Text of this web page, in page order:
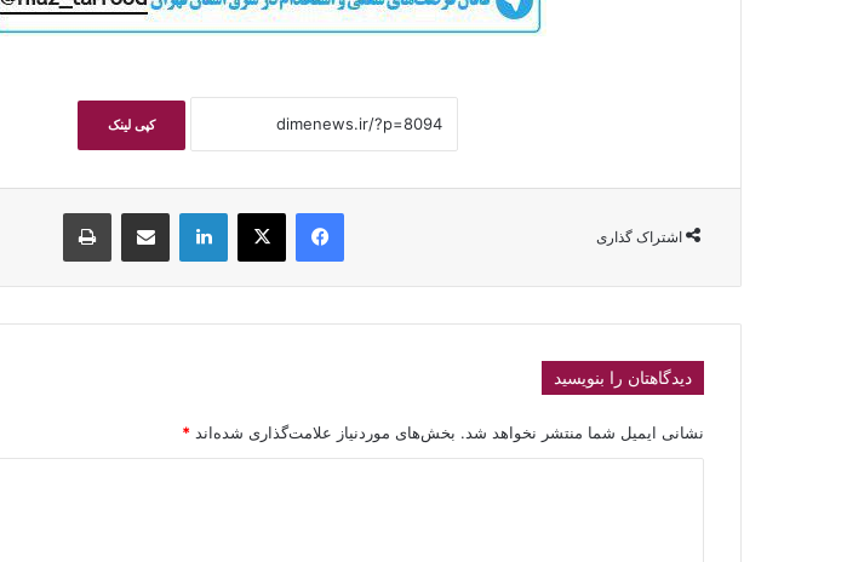
کپی لینک
اشتراک گذاری
فیسبوکایکس لینکداین اشتراک گذاری با ایمیل چاپ
دیدگاهتان را بنویسید
نشانی ایمیل شما منتشر نخواهد شد. بخش‌های موردنیاز علامت‌گذاری شده‌اند *